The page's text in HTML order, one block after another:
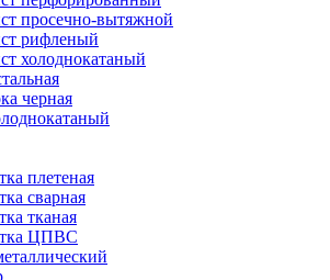
просечно-вытяжной
рифленый
холоднокатаный
черная
плетеная
сварная
тканая
ЦПВС